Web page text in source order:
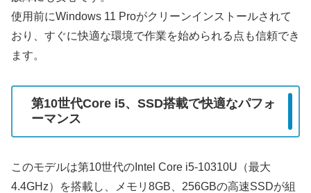
使用前にWindows 11 Proがクリーンインストールされて
おり、すぐに快適な環境で作業を始められる点も信頼でき
ます。
第10世代Core i5、SSD搭載で快適なパフォ
ーマンス
このモデルは第10世代のIntel Core i5-10310U（最大
4.4GHz）を搭載し、メモリ8GB、256GBの高速SSDが組